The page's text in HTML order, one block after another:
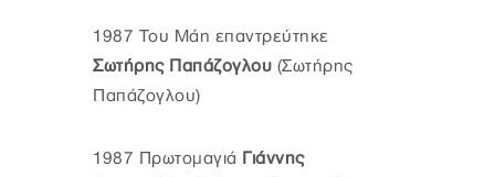
1987 Του Μάη επαντρεύτηκε
Σωτήρης Παπάζογλου (Σωτήρης
Παπάζογλου)
1987 Πρωτομαγιά Γιάννης